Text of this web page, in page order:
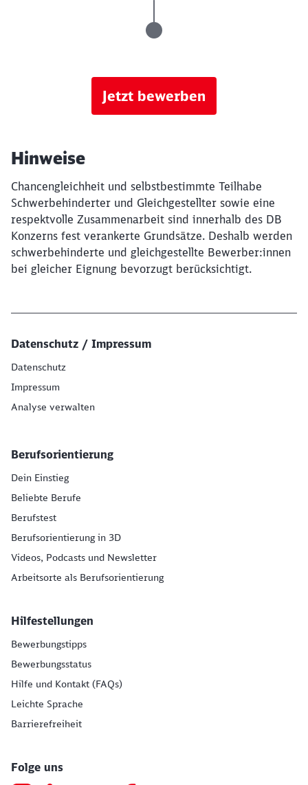
Jetzt bewerben
Hinweise
Chancengleichheit und selbstbestimmte Teilhabe
Schwerbehinderter und Gleichgestellter sowie eine
respektvolle Zusammenarbeit sind innerhalb des DB
Konzerns fest verankerte Grundsätze. Deshalb werden
schwerbehinderte und gleichgestellte Bewerber:innen
bei gleicher Eignung bevorzugt berücksichtigt.
Datenschutz / Impressum
Datenschutz
Impressum
Analyse verwalten
Berufsorientierung
Dein Einstieg
Beliebte Berufe
Berufstest
Berufsorientierung in 3D
Videos, Podcasts und Newsletter
Arbeitsorte als Berufsorientierung
Hilfestellungen
Bewerbungstipps
Bewerbungsstatus
Hilfe und Kontakt (FAQs)
Leichte Sprache
Barrierefreiheit
Folge uns